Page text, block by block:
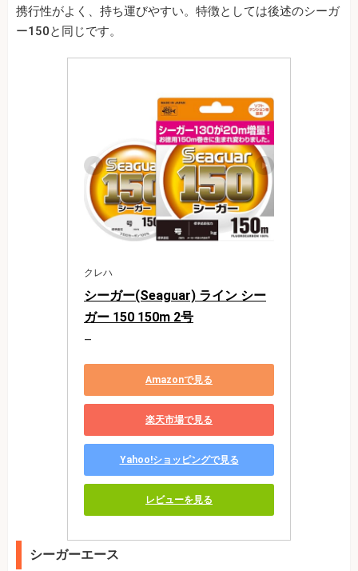
携行性がよく、持ち運びやすい。特徴としては後述のシーガ
ー150と同じです。
クレハ
シーガー(Seaguar) ライン シー
ガー 150 150m 2号
―
Amazonで見る
楽天市場で見る
Yahoo!ショッピングで見る
レビューを見る
シーガーエース